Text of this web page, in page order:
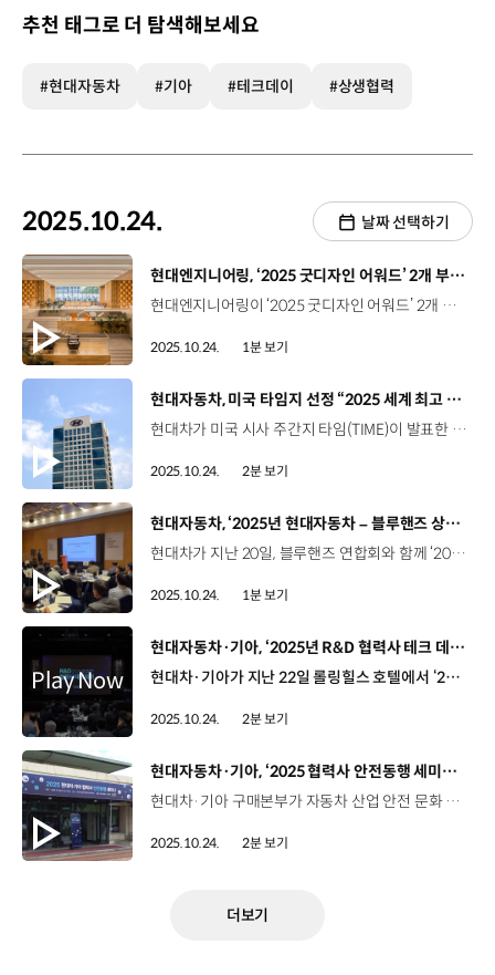
추천 태그로 더 탐색해보세요
#현대자동차 #기아 #테크데이 #상생협력
2025.10.24. 날짜 선택하기
[동영상]
현대엔지니어링, ‘2025 굿디자인 어워드’ 2개 부문 우수디자인 선정
현대엔지니어링이 ‘2025 굿디자인 어워드’ 2개 부문에서 우수디자인(GD)으로 선정되며 공간 디자인 역량을 입증했습니다. ‘굿디자인 어워드’는 지난 1985년부터 매년, 산업통상자원부의 주최로 심미성·창의성·사용성 등을 다각적으로 평가하는 시상식입니다. 현대엔지니어링이 건설한 ‘현대모비스 의왕연구소’는 실내 건축 디자인 부문에서 ‘주차통합시스템’은 전기∙전자제품 부문에서 정부 인증 심볼인 ‘GD’ 마크를 획득했는데요. 단순한 공간 설계를 넘어, 사용자 경험과 디자인 요소를 함께 고려한 결과물로서 창의적 공간 설계로 사용성, 편의성을 극대화했다는 평가를 받았습니다.
2025.10.24. 1분 보기
[동영상]
현대자동차, 미국 타임지 선정 “2025 세계 최고 기업” 평가 국내 기업 중 1위
현대차가 미국 시사 주간지 타임(TIME)이 발표한 ‘2025 세계 최고 기업(World’s Best Companies 2025)’ 평가에서 국내 기업 중 1위를 기록했습니다. 타임지는 지난 2023년부터 글로벌 데이터 및 비즈니스 정보 플랫폼 기업인 독일 스태티스타(Statista)와 함께 임직원 만족도, 기업 성장률, ESG 등 다양한 요소를 기반으로 세계 최고 기업 1,000개를 선정해 오고 있는데요. 현대차는 올해 33위로, 지난해 192위에서 159계단 상승했습니다. 이번 평가에서 상위 100대 기업에 포함된 국내 기업은 현대차가 유일하며, 48위에 오른 일본 토요타를 제치고 아시아 완성차 업체 중에도 가장 높은 순위를 차지했습니다. 이처럼 가파른 순위 상승은 글로벌 임직원의 만족도와 지속적인 매출 성장, ESG에 대한 노력이 영향을 끼친 것으로 분석되는데요. 실제로 현대차는 현대차그룹이 매년 시행하는 임직원 업무 만족도 조사에서 지난해 역대 조사 결과 중 가장 높은 점수를 기록하고, 자발적 이직률도 국내 기업 중 가장 낮았습니다. 최근 3년간 실적도 2022년 142조 원에서 2024년 175조 원으로 약 23% 증가하며 뚜렷한 성장세를 보였습니다. 이와 함께 대규모 재생에너지 구매 계약 체결 등 2045년 탄소 중립 비전 달성을 위해 노력하고, 선임 사외이사 제도 도입 등 주주 가치를 제고하고 이사회의 독립성과 전문성을 높이기 위해 다양한 노력을 지속하고 있습니다. 이번 결과는 공신력 높은 외부 기관의 평가로, 투자자 신뢰를 강화하고 브랜드를 긍정적으로 확산시키는 데에도 기여할 것으로 기대됩니다.
2025.10.24. 2분 보기
[동영상]
현대자동차, ‘2025년 현대자동차 – 블루핸즈 상생협력 세미나
현대차가 지난 20일, 블루핸즈 연합회와 함께 ‘2025 블루핸즈 상생협력세미나’를 개최했습니다. 현대차의 공식 서비스 협력사인 블루핸즈는 전국 1,200여 개의 네트워크를 바탕으로 고객과 가장 가까운 곳에서 서비스를 제공하기 위해 노력하고 있는데요. 이번 행사는 블루핸즈 연합회 리더를 대상으로 상생관계의 파트너십을 강화하고 정비산업의 미래 경쟁력을 높이고자 마련됐습니다. 참석자들은 제네시스 청주 견학과 블루핸즈 미래 비전 공유회, 명사 특강 등 다채로운 프로그램을 통해 블루핸즈의 역할을 되짚고, 동반 성장의 의미를 되새겼습니다. 현대차는 가맹점의 경영 안정성 확보를 위한 금융 프로그램과 채용 지원 제도를 추진하는 등 블루핸즈와 상생을 확대해 나갈 계획입니다.
2025.10.24. 1분 보기
[동영상]
현대자동차·기아, ‘2025년 R&D 협력사 테크 데이’ 개최
현대차·기아가 지난 22일 롤링힐스 호텔에서 ‘2025 RD 협력사 테크 데이’를 개최했습니다. RD 협력사 테크 데이는 현대차·기아가 기술 개발과 품질 확보 측면에서 우수한 성과를 낸 협력사를 포상하고, 다방면의 기술 교류를 통해 상호 협력을 모색하는 자리인데요. 이번 행사에서 현대차·기아는 우수 협력사 기술 6건을 선정하고 우수 신기술 사례 발표와 전시회를 진행했으며 ‘코모스’가 개발한 ‘실내 공간 활용 증대를 위한 다기능 콘솔’ 기술이 최우수상으로 선정됐습니다. 오세훈 상무 / 현대자동차·기아 연구개발품질올해에는 어려운 경영 환경 속에서도 35개 협력사에서 43건의 신기술을 전시해 주셨는데요. 이런 활발한 기술 교류와 새로운 협력 기회 창출을 통해서 미래 경쟁력 확보에 큰 도움이 되었다고 생각합니다. 오원현 대표 / 세인아이엔디이번 행사를 통해 협력사와 동반 성장하려는 현대차·기아의 상생 협력 의지를 확인할 수 있는 계기가 되었습니다. 협력사들이 기술적인 자부심을 갖도록 격려해 주시길 부탁드리며, 또한 이를 통해 더 많은 신기술들이 도출되는 선순환 구조가 만들어지길 바라겠습니다. 신기술 동영상은 오는 11월까지 온라인에 게재해 현대차·기아를 비롯해 협력사 임직원들이 직접 확인할 수 있도록 할 예정입니다.
2025.10.24. 2분 보기
[동영상]
현대자동차·기아, ‘2025 협력사 안전동행 세미나’ 개최
현대차·기아 구매본부가 자동차 산업 안전 문화 확산을 위해 ‘2025 현대차·기아 협력사 안전동행 세미나’를 진행하고 있습니다. 지난 15일 안산에서 시작해 대구, 광주, 청주, 경주에서 총 16회 걸쳐 ‘찾아가는 세미나’ 형태로 열리는데요. 오는 11월 6일까지 1, 2, 3차 부품 협력사와 통합구매 협력사 등 4,000여 개사가 참여할 예정입니다. 현대차·기아는 세미나를 통해 공급망의 안전관리 강화 방안, 경영자가 알아야 할 사고 및 개선 사례를 공유해 협력사 대표자의 안전 인식을 강화하고 안전 모니터링 카메라, 지게차/크레인 센서 등 실질적이고 쉽게 적용 가능한 안전 솔루션을 제시했습니다. 정희섭 상무 / 현대자동차 상생협력실현대차·기아는 2023년부터 협력사의 안전설비 구축과 작업환경 개선 둥 비용 지원을 포함하여 다양한 교육, 컨설팅 등의 지원 사업을 전개하고 있으며, 앞으로도 그 폭을 더욱 넓혀갈 계획입니다. 자동차 산업 전반에 안전 중심의 문화가 확산되기를 기대하고 있습니다. 현대차·기아는 앞으로도 협력사의 안전을 자동차 산업 지속가능성의 중요한 가치로 인식하고 안전 문화 정착을 위해 지원을 아끼지 않을 예정입니다.
2025.10.24. 2분 보기
더보기